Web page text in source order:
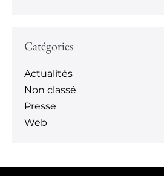
Catégories
Actualités
Non classé
Presse
Web